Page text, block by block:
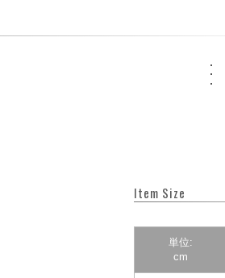
Item Size
単位:
cm